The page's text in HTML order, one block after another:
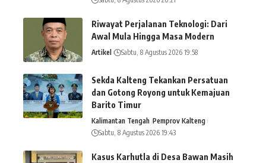
Riwayat Perjalanan Teknologi: Dari
Awal Mula Hingga Masa Modern
Artikel Sabtu, 8 Agustus 2026 19:58
Sekda Kalteng Tekankan Persatuan
dan Gotong Royong untuk Kemajuan
Barito Timur
Kalimantan Tengah Pemprov Kalteng
Sabtu, 8 Agustus 2026 19:43
Kasus Karhutla di Desa Bawan Masih